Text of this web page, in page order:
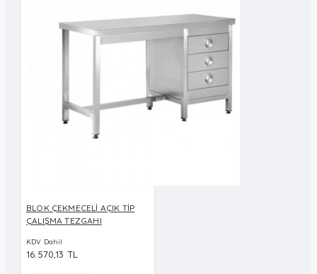
BLOK ÇEKMECELİ AÇIK TİP
ÇALIŞMA TEZGAHI
KDV Dahil
16.570,13 TL